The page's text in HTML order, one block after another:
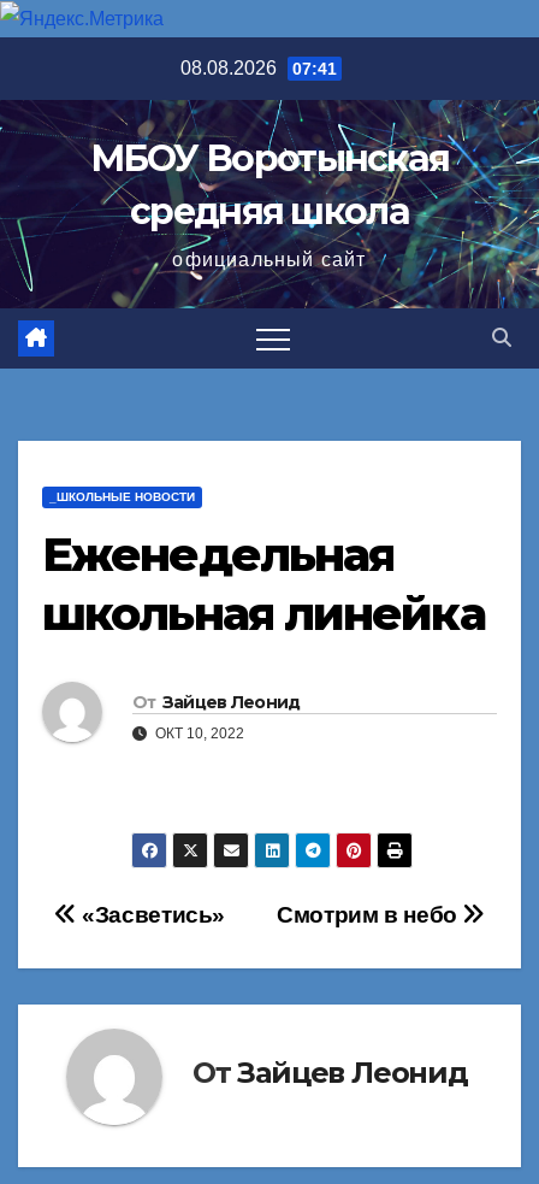
содержимому
08.08.2026 07:41
МБОУ Воротынская
средняя школа
официальный сайт
_ШКОЛЬНЫЕ НОВОСТИ
Еженедельная
школьная линейка
От Зайцев Леонид
ОКТ 10, 2022
Навигация
по
записям
Смотрим в небо
«Засветись»
ОтЗайцев Леонид